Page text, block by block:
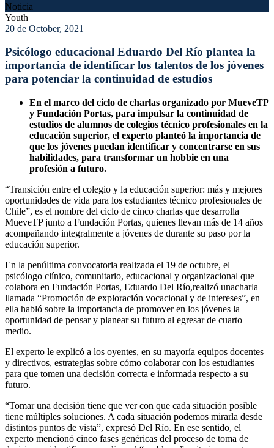
Noticia
Youth
20 de October, 2021
Psicólogo educacional Eduardo Del Río plantea la
importancia de identificar los talentos de los jóvenes
para potenciar la continuidad de estudios
En el marco del ciclo de charlas organizado por MueveTP
y Fundación Portas, para impulsar la continuidad de
estudios de alumnos de colegios técnico profesionales en la
educación superior, el experto planteó la importancia de
que los jóvenes puedan identificar y concentrarse en sus
habilidades, para transformar un hobbie en una
profesión a futuro.
“Transición entre el colegio y la educación superior: más y mejores
oportunidades de vida para los estudiantes técnico profesionales de
Chile”, es el nombre del ciclo de cinco charlas que desarrolla
MueveTP junto a Fundación Portas, quienes llevan más de 14 años
acompañando integralmente a jóvenes de durante su paso por la
educación superior.
En la penúltima convocatoria realizada el 19 de octubre, el
psicólogo clínico, comunitario, educacional y organizacional que
colabora en Fundación Portas, Eduardo Del Río,realizó unacharla
llamada “Promoción de exploración vocacional y de intereses”, en
ella habló sobre la importancia de promover en los jóvenes la
oportunidad de pensar y planear su futuro al egresar de cuarto
medio.
El experto le explicó a los oyentes, en su mayoría equipos docentes
y directivos, estrategias sobre cómo colaborar con los estudiantes
para que tomen una decisión correcta e informada respecto a su
futuro.
“Tomar una decisión tiene que ver con que cada situación posible
tiene múltiples soluciones. A cada situación podemos mirarla desde
distintos puntos de vista”, expresó Del Río. En ese sentido, el
experto mencionó cinco fases genéricas del proceso de toma de